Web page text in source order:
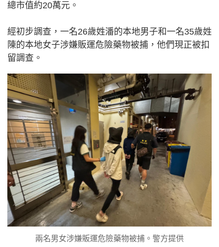
總市值約20萬元。
經初步調查，一名26歲姓潘的本地男子和一名35歲姓
陳的本地女子涉嫌販運危險藥物被捕，他們現正被扣
留調查。
兩名男女涉嫌販運危險藥物被捕。警方提供